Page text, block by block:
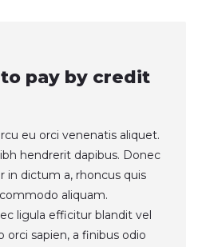
pay by credit
eu orci venenatis aliquet.
hendrerit dapibus. Donec
in dictum a, rhoncus quis
aliquam.
ligula efficitur blandit vel
sapien, a finibus odio